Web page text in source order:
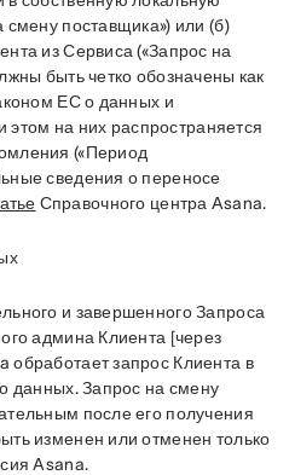
смену поставщика») или (б)
из Сервиса («Запрос на
быть четко обозначены как
ЕС о данных и
этом на них распространяется
(«Период
сведения о переносе
Справочного центра Asana.
и завершенного Запроса
админа Клиента [через
запрос Клиента в
данных. Запрос на смену
после его получения
изменен или отменен только
Asana.